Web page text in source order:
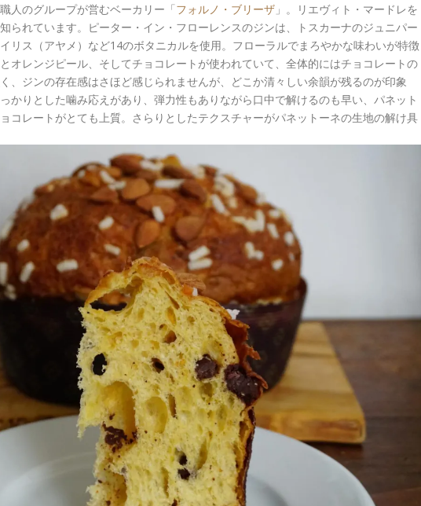
人のグループが営むベーカリー「フォルノ・ブリーザ 」。リエヴィト・マードレを
られています。ピーター・イン・フローレンスのジンは、トスカーナのジュニパー
リス（アヤメ）など14のボタニカルを使用。フローラルでまろやかな味わいが特徴
オレンジピール、そしてチョコレートが使われていて、全体的にはチョコレートの
、ジンの存在感はさほど感じられませんが、どこか清々しい余韻が残るのが印象
かりとした噛み応えがあり、弾力性もありながら口中で解けるのも早い、パネット
コレートがとても上質。さらりとしたテクスチャーがパネットーネの生地の解け具